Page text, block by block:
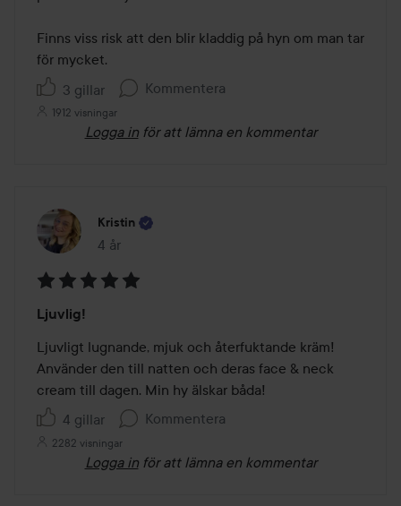
Finns viss risk att den blir kladdig på hyn om man tar
för mycket.
3 gillar
Kommentera
1912 visningar
Logga in för att lämna en kommentar
Kristin
4 år
Inlägget skapades 4 år
5
av
5
Ljuvlig!
Ljuvligt lugnande, mjuk och återfuktande kräm!
Använder den till natten och deras face & neck
cream till dagen. Min hy älskar båda!
4 gillar
Kommentera
2282 visningar
Logga in för att lämna en kommentar